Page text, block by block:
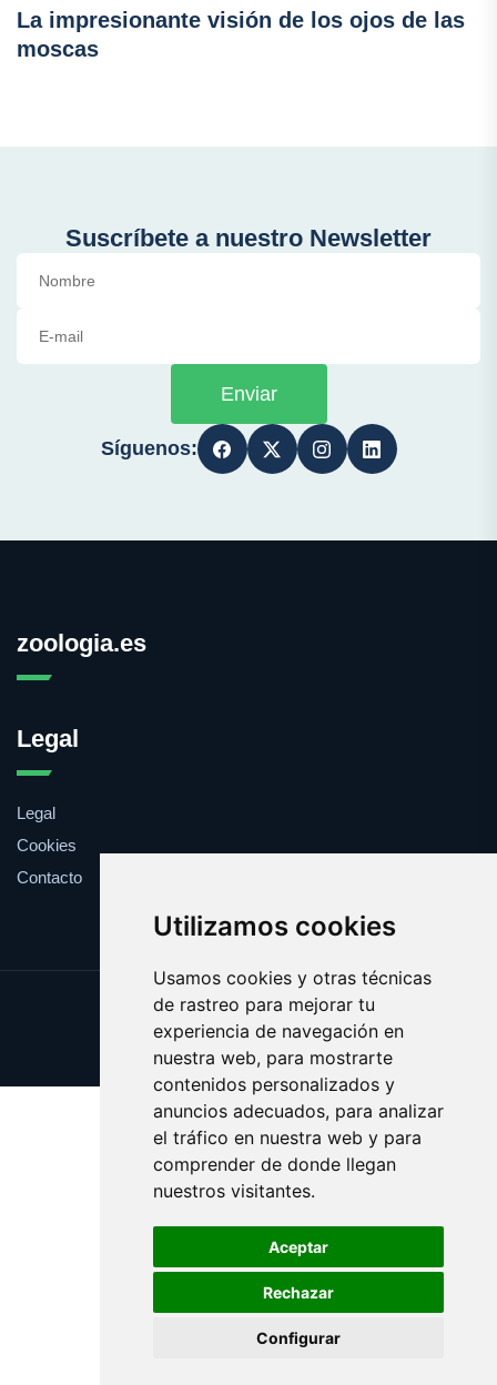
Utilizamos cookies
Usamos cookies y otras técnicas
de rastreo para mejorar tu
experiencia de navegación en
nuestra web, para mostrarte
contenidos personalizados y
anuncios adecuados, para analizar
el tráfico en nuestra web y para
comprender de donde llegan
nuestros visitantes.
Aceptar
Rechazar
Configurar
La impresionante visión de los ojos de las
moscas
Suscríbete a nuestro Newsletter
Enviar
Síguenos:
zoologia.es
Legal
Legal
Cookies
Contacto
Update cookies preferences
Copyright © 2025 zoologia.es